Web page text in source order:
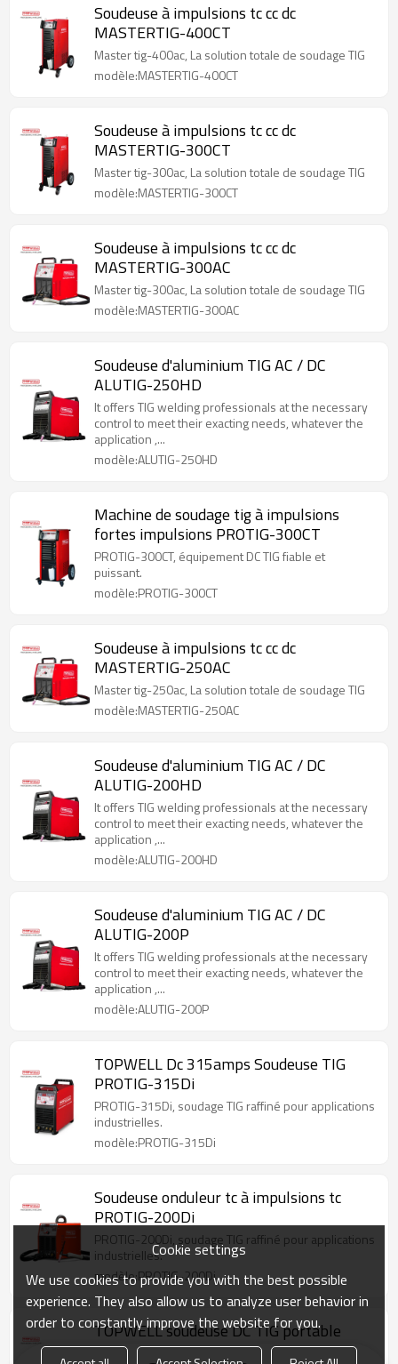
Soudeuse à impulsions tc cc dc
MASTERTIG-400CT
Master tig-400ac, La solution totale de soudage TIG
modèle:MASTERTIG-400CT
Soudeuse à impulsions tc cc dc
MASTERTIG-300CT
Master tig-300ac, La solution totale de soudage TIG
modèle:MASTERTIG-300CT
Soudeuse à impulsions tc cc dc
MASTERTIG-300AC
Master tig-300ac, La solution totale de soudage TIG
modèle:MASTERTIG-300AC
Soudeuse d'aluminium TIG AC / DC
ALUTIG-250HD
It offers TIG welding professionals at the necessary
control to meet their exacting needs, whatever the
application ,...
modèle:ALUTIG-250HD
Machine de soudage tig à impulsions
fortes impulsions PROTIG-300CT
PROTIG-300CT, équipement DC TIG fiable et
puissant.
modèle:PROTIG-300CT
Soudeuse à impulsions tc cc dc
MASTERTIG-250AC
Master tig-250ac, La solution totale de soudage TIG
modèle:MASTERTIG-250AC
Soudeuse d'aluminium TIG AC / DC
ALUTIG-200HD
It offers TIG welding professionals at the necessary
control to meet their exacting needs, whatever the
application ,...
modèle:ALUTIG-200HD
Soudeuse d'aluminium TIG AC / DC
ALUTIG-200P
It offers TIG welding professionals at the necessary
control to meet their exacting needs, whatever the
application ,...
modèle:ALUTIG-200P
TOPWELL Dc 315amps Soudeuse TIG
PROTIG-315Di
PROTIG-315Di, soudage TIG raffiné pour applications
industrielles.
modèle:PROTIG-315Di
Soudeuse onduleur tc à impulsions tc
PROTIG-200Di
PROTIG-200Di, soudage TIG raffiné pour applications
industrielles.
modèle:PROTIG-200Di
TOPWELL soudeuse DC TIG portable
HANDY TIG-200Di
Cookie settings
We use cookies to provide you with the best possible
experience. They also allow us to analyze user behavior in
order to constantly improve the website for you.